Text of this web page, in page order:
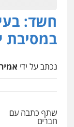
חשד:
במסיבת
נכתב על ידי
שתף כתבה עם
חברים